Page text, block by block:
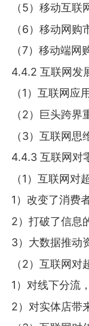
（5）移动互联
（6）移动网购
（7）移动端网
4.4.2 互联网发
（1）互联网应
（2）巨头跨界
（3）互联网
4.4.3 互联网对
（1）互联网对
1）改变了消费
2）打破了信息
3）大数据推动
（2）互联网
1）对线下分流
2）对实体店带